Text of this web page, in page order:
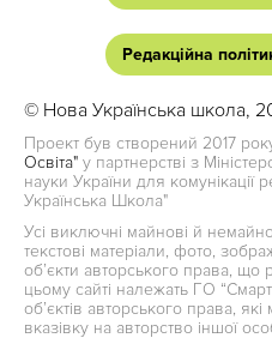
Редакційна
© Нова Українська школа,
Проект був створений 2017
Освіта" у партнерстві з
науки України для
Українська Школа"
Усі виключні майнові й
текстові матеріали, фото,
об’єкти авторського права, що
цьому сайті належать ГО “Смарт
об’єктів авторського права, які
вказівку на авторство іншої